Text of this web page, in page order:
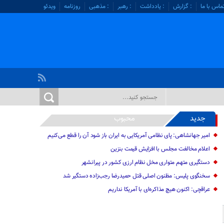
با ما : گزارش : یادداشت : رهبر : مذهبی روزنامه ویدئو
جدید محبوب
امیر جهانشاهی: پای نظامی آمریکایی به ایران باز شود آن را قطع می‌کنیم
اعلام مخالفت مجلس با افزایش قیمت بنزین
دستگیری متهم متواری مخل نظام ارزی کشور در پیرانشهر
سخنگوی پلیس: مظنون اصلی قتل حمیدرضا رجب‌زاده دستگیر شد
عراقچی: اکنون هیچ مذاکره‌ای با آمریکا نداریم